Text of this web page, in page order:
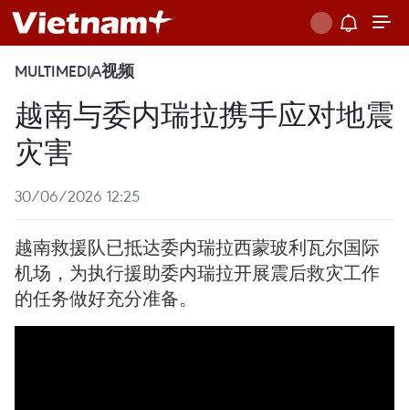
MULTIMEDIA视频
越南与委内瑞拉携手应对地震
灾害
30/06/2026 12:25
越南救援队已抵达委内瑞拉西蒙玻利瓦尔国际
机场，为执行援助委内瑞拉开展震后救灾工作
的任务做好充分准备。